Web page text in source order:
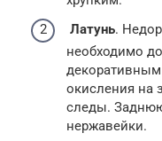
Латунь.
необходимо
декоративным
окисления на
следы.
нержавейки.